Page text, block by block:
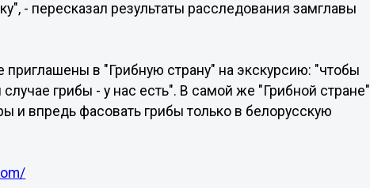
- пересказал результаты расследования замглавы
в "Грибную страну" на экскурсию: "чтобы
грибы - у нас есть". В самой же "Грибной стране"
и впредь фасовать грибы только в белорусскую